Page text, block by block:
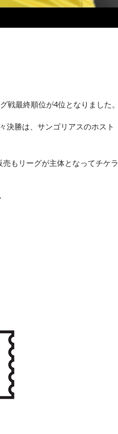
戦最終順位が4位となりました。
決勝は、サンゴリアスのホスト
もリーグが主体となってチケラ